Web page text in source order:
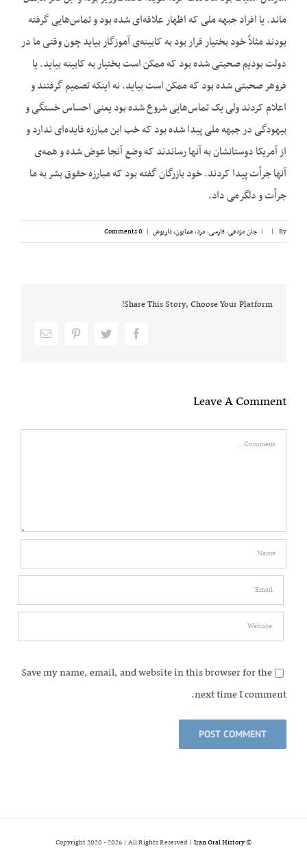
ماند. یا افراد جبهه ملی که اظهار علاقه‌ای شده بود و تماس‌هایی گرفته
بودند مثلاً خود بختیار قرار بود به کابینه‌ی آموزگار بیاید چون وقتی ما در
دولت بودیم صحبتی شده بود که ممکن است بختیار به کابینه بیاید. یا
فروهر صحبتی شده بود که ممکن است بیاید. نه اینکه تصمیم گرفتند و
اعلام کردند ولی یک تماس‌هایی شروع شده بود یعنی احساس خستگی و
بیهودگی در جبهه ملی پیدا شده بود که خب این مبارزه فایده‌ای ندارد و
از آمریکا دوستانشان به آنها رساندند که وضع آنجا عوض شده و همه‌ی
آنها جرأت پیدا کردند. خود بازرگان گفته بود که مبارزه حقوق بشر به ما
جرأت و دلگرمی داد.
By
|
| جان مژدهی,فارسی,مرد,همایون، داریوش |
0 Comments
Share This Story, Choose Your Platform!
facebook
twitter
pinterest
Email
Leave A Comment
Comment
Save my name, email, and website in this browser for the
next time I comment.
© Copyright 2020 -
2026 | All Rights Reserved | Iran Oral History